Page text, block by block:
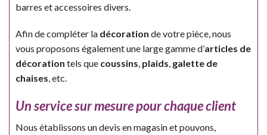
barres et accessoires divers.
Afin de compléter la décoration de votre pièce, nous
vous proposons également une large gamme d’articles de
décoration tels que coussins, plaids, galette de
chaises, etc.
Un service sur mesure pour chaque client
Nous établissons un devis en magasin et pouvons,